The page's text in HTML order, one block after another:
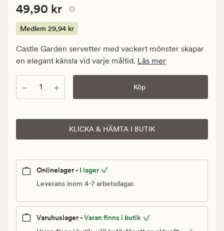
Pris
49,90
kr.
29,94
kr
Pris 49,90 kr
49,90 kr
Medlem 29,94 kr
Castle Garden servetter med vackert mönster skapar
en elegant känsla vid varje måltid. Läs mer
Antal Köp
KLICKA & HÄMTA I BUTIK
Onlinelager - I lager
Leverans inom 4-7 arbetsdagar.
Varuhuslager -Varan finns i butik